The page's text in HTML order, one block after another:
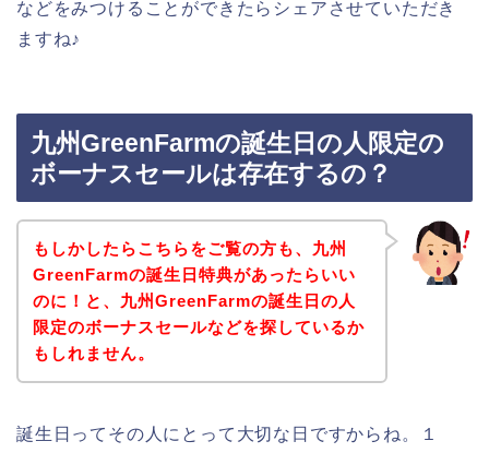
などをみつけることができたらシェアさせていただき
ますね♪
九州GreenFarmの誕生日の人限定の
ボーナスセールは存在するの？
もしかしたらこちらをご覧の方も、九州
GreenFarmの誕生日特典があったらいい
のに！と、九州GreenFarmの誕生日の人
限定のボーナスセールなどを探しているか
もしれません。
誕生日ってその人にとって大切な日ですからね。１